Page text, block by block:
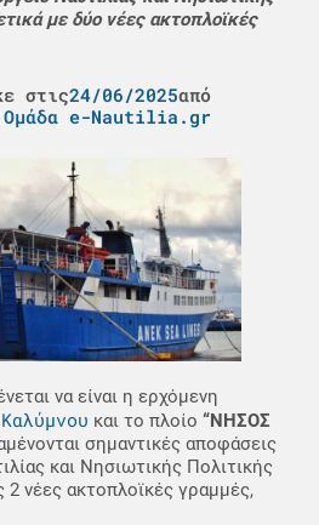
με δύο νέες ακτοπλοϊκές
στις24/06/2025από
Ομάδα e-Nautilia.gr
να είναι η ερχόμενη
και το πλοίο “ΝΗΣΟΣ
σημαντικές αποφάσεις
και Νησιωτικής Πολιτικής
νέες ακτοπλοϊκές γραμμές,